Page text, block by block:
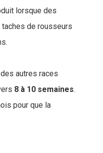
lorsque des
de rousseurs
autres races
8 à 10 semaines.
pour que la